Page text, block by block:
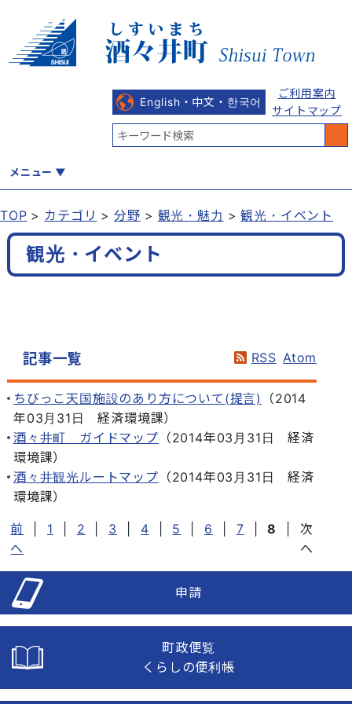
English・中文・한국어
ご利用案内
サイトマップ
メニュー
産業・しごと
TOP カテゴリ 分野 観光・魅力 観光・イベント
観光・イベント
記事一覧 RSS Atom
ちびっこ天国施設のあり方について(提言) （2014
年03月31日
経済環境課）
酒々井町 ガイドマップ （2014年03月31日
経済
環境課）
酒々井観光ルートマップ （2014年03月31日
経済
環境課）
前
へ
1 2 3 4 5 6 7 8
次
へ
申請
町政便覧
くらしの便利帳